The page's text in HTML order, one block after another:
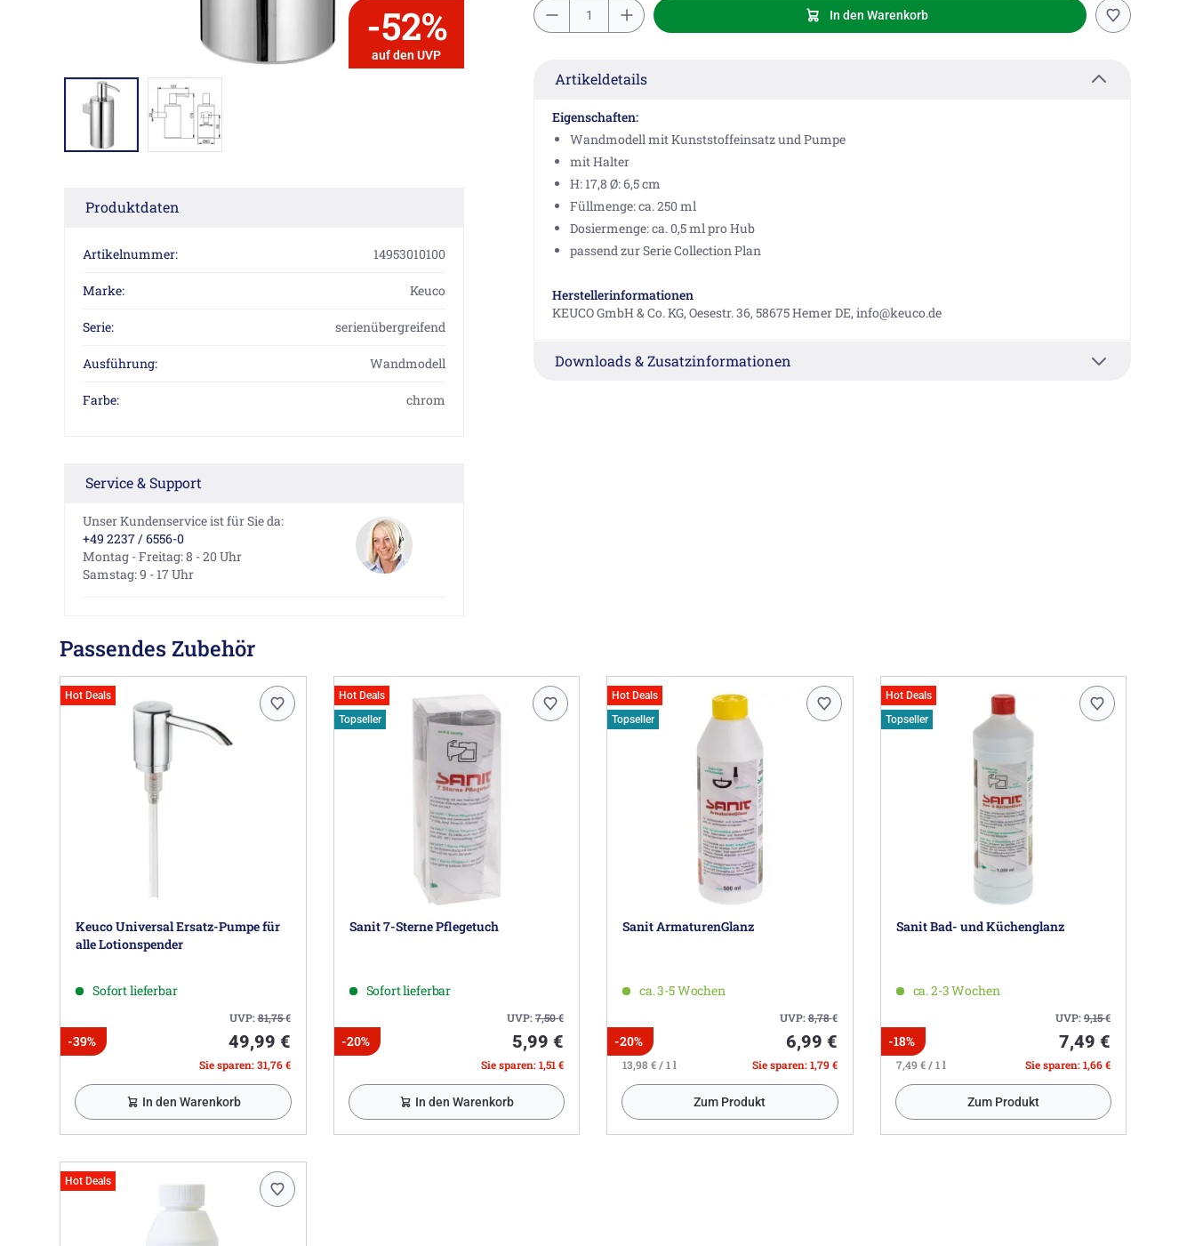
-52%
auf den UVP
Produktdaten
Artikelnummer: 14953010100
Marke: Keuco
Serie: serienübergreifend
Ausführung: Wandmodell
Farbe: chrom
Service & Support
Unser Kundenservice ist für Sie da:
+49 2237 / 6556-0
Montag - Freitag: 8 - 20 Uhr
Samstag: 9 - 17 Uhr
In den Warenkorb
Artikeldetails
Eigenschaften:
Wandmodell mit Kunststoffeinsatz und Pumpe
mit Halter
H: 17,8 Ø: 6,5 cm
Füllmenge: ca. 250 ml
Dosiermenge: ca. 0,5 ml pro Hub
passend zur Serie Collection Plan
Herstellerinformationen
KEUCO GmbH & Co. KG, Oesestr. 36, 58675 Hemer DE, info@keuco.de
Downloads & Zusatzinformationen
Passendes Zubehör
Hot Deals
Keuco Universal Ersatz-Pumpe für
alle Lotionspender
Sofort lieferbar
UVP:81,75€
-39% 49,99 €
Sie sparen: 31,76 €
In den Warenkorb
Hot Deals
Topseller
Sanit 7-Sterne Pflegetuch
Sofort lieferbar
UVP:7,50€
-20% 5,99 €
Sie sparen: 1,51 €
In den Warenkorb
Hot Deals
Topseller
Sanit ArmaturenGlanz
ca. 3-5 Wochen
UVP:8,78€
-20% 6,99 €
13,98 € / 1 l Sie sparen: 1,79 €
Zum Produkt
Hot Deals
Topseller
Sanit Bad- und Küchenglanz
ca. 2-3 Wochen
UVP:9,15€
-18% 7,49 €
7,49 € / 1 l Sie sparen: 1,66 €
Zum Produkt
Hot Deals